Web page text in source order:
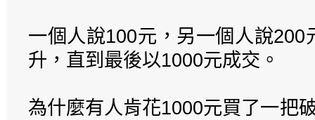
一個人說100元，另一個人說200
升，直到最後以1000元成交。
為什麼有人肯花1000元買了一把